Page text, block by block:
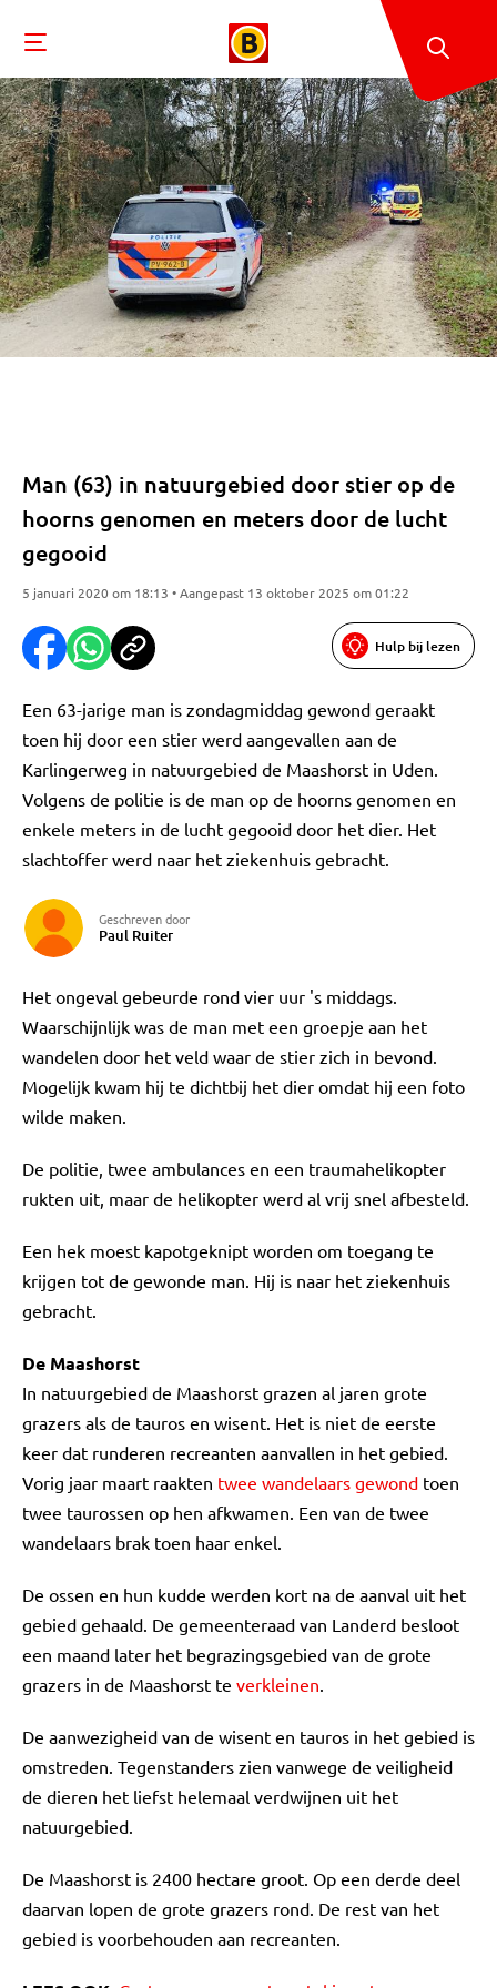
Man (63) in natuurgebied door stier op de
hoorns genomen en meters door de lucht
gegooid
5 januari 2020 om 18:13 • Aangepast 13 oktober 2025 om 01:22
Hulp bij lezen
Een 63-jarige man is zondagmiddag gewond geraakt
toen hij door een stier werd aangevallen aan de
Karlingerweg in natuurgebied de Maashorst in Uden.
Volgens de politie is de man op de hoorns genomen en
enkele meters in de lucht gegooid door het dier. Het
slachtoffer werd naar het ziekenhuis gebracht.
Geschreven door
Paul Ruiter
Het ongeval gebeurde rond vier uur 's middags.
Waarschijnlijk was de man met een groepje aan het
wandelen door het veld waar de stier zich in bevond.
Mogelijk kwam hij te dichtbij het dier omdat hij een foto
wilde maken.
De politie, twee ambulances en een traumahelikopter
rukten uit, maar de helikopter werd al vrij snel afbesteld.
Een hek moest kapotgeknipt worden om toegang te
krijgen tot de gewonde man. Hij is naar het ziekenhuis
gebracht.
De Maashorst
In natuurgebied de Maashorst grazen al jaren grote
grazers als de tauros en wisent. Het is niet de eerste
keer dat runderen recreanten aanvallen in het gebied.
Vorig jaar maart raakten twee wandelaars gewond toen
twee taurossen op hen afkwamen. Een van de twee
wandelaars brak toen haar enkel.
De ossen en hun kudde werden kort na de aanval uit het
gebied gehaald. De gemeenteraad van Landerd besloot
een maand later het begrazingsgebied van de grote
grazers in de Maashorst te verkleinen.
De aanwezigheid van de wisent en tauros in het gebied is
omstreden. Tegenstanders zien vanwege de veiligheid
de dieren het liefst helemaal verdwijnen uit het
natuurgebied.
De Maashorst is 2400 hectare groot. Op een derde deel
daarvan lopen de grote grazers rond. De rest van het
gebied is voorbehouden aan recreanten.